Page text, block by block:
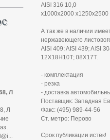
AISI 316 10,0
х1000х2000
А так же в наличии
нержавеющего
AISI 409; AISI 439; AISI
12Х18Н10Т; 08Х17Т.
- комплектация
- резка
- доставка
Поставщик: Западная
Факс: (495) 989-44-56
Ст. метро: Перово
Срок публикации истёк!
Л
Л